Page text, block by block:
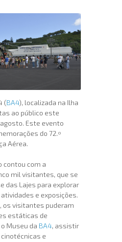
(BA4), localizada na Ilha
ao público este
Este evento
do 72.º
Aérea.
contou com a
mil visitantes, que se
das Lajes para explorar
e exposições.
os visitantes puderam
estáticas de
Museu da BA4, assistir
e